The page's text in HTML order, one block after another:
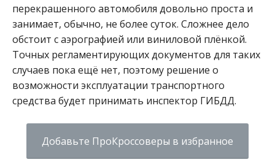
перекрашенного автомобиля довольно проста и
занимает, обычно, не более суток. Сложнее дело
обстоит с аэрографией или виниловой плёнкой.
Точных регламентирующих документов для таких
случаев пока ещё нет, поэтому решение о
возможности эксплуатации транспортного
средства будет принимать инспектор ГИБДД.
Добавьте ПроКроссоверы в избранное